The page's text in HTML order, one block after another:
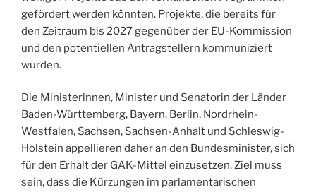
gefördert werden könnten. Projekte, die bereits für
den Zeitraum bis 2027 gegenüber der EU-Kommission
und den potentiellen Antragstellern kommuniziert
wurden.
Die Ministerinnen, Minister und Senatorin der Länder
Baden-Württemberg, Bayern, Berlin, Nordrhein-
Westfalen, Sachsen, Sachsen-Anhalt und Schleswig-
Holstein appellieren daher an den Bundesminister, sich
für den Erhalt der GAK-Mittel einzusetzen. Ziel muss
sein, dass die Kürzungen im parlamentarischen